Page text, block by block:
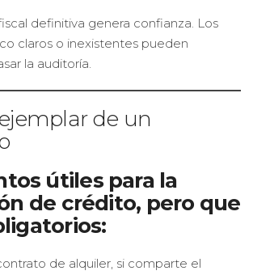
definitiva genera confianza. Los
claros o inexistentes pueden
la auditoría.
de un
útiles para la
de crédito, pero que
de alquiler, si comparte el